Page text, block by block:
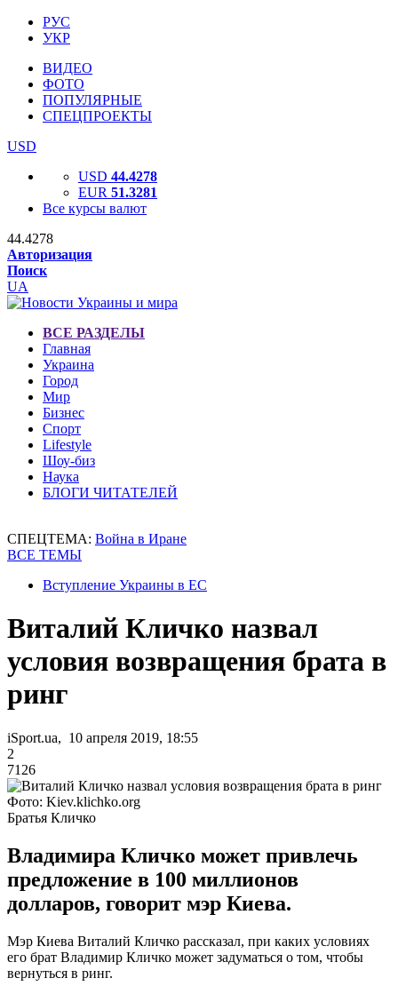
РУС
УКР
ВИДЕО
ФОТО
ПОПУЛЯРНЫЕ
СПЕЦПРОЕКТЫ
USD
USD 44.4278
EUR 51.3281
Все курсы валют
44.4278
Авторизация
Поиск
UA
ВСЕ РАЗДЕЛЫ
Главная
Украина
Город
Мир
Бизнес
Спорт
Lifestyle
Шоу-биз
Наука
БЛОГИ ЧИТАТЕЛЕЙ
СПЕЦТЕМА: Война в Иране
ВСЕ ТЕМЫ
Вступление Украины в ЕС
Виталий Кличко назвал
условия возвращения брата в
ринг
iSport.ua, 10 апреля 2019, 18:55
2
7126
Фото: Kiev.klichko.org
Братья Кличко
Владимира Кличко может привлечь
предложение в 100 миллионов
долларов, говорит мэр Киева.
Мэр Киева Виталий Кличко рассказал, при каких условиях
его брат Владимир Кличко может задуматься о том, чтобы
вернуться в ринг.